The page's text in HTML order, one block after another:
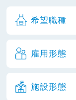
希望職種
雇用形態
施設形態